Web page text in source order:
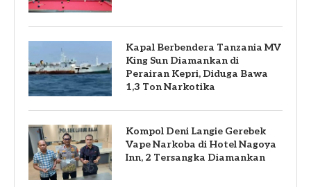
Kapal Berbendera Tanzania MV
King Sun Diamankan di
Perairan Kepri, Diduga Bawa
1,3 Ton Narkotika
Kompol Deni Langie Gerebek
Vape Narkoba di Hotel Nagoya
Inn, 2 Tersangka Diamankan